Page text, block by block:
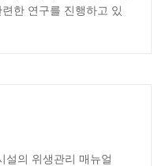
한 연구를 진행하고 있
설의 위생관리 매뉴얼